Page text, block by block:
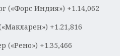
(«Форс Индия») +1.14,062
+1.21,816
(«Рено») +1.35,466